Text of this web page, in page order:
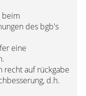
beim
des bgb's
eine
recht auf rückgabe
d.h.